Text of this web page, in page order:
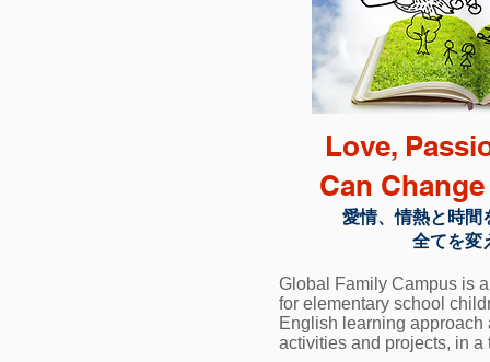
Love,
Can
愛情、情熱と時間
全てを変
Global Family Campus is
for elementary school
English learning
activities and projects, in